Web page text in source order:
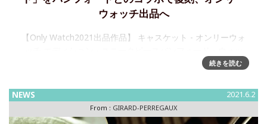
ウォッチ出品へ
【Only Watch2021出品作品】 キャスケット - オンリーウォ
チ・デパートメントが大義のために製作協力ジラール・ペル
続きを読む
NEWS 2021.6.2
From : GIRARD-PERREGAUX